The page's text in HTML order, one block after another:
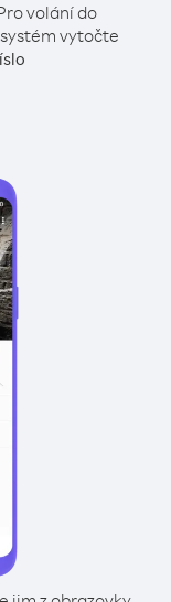
volání do
vytočte